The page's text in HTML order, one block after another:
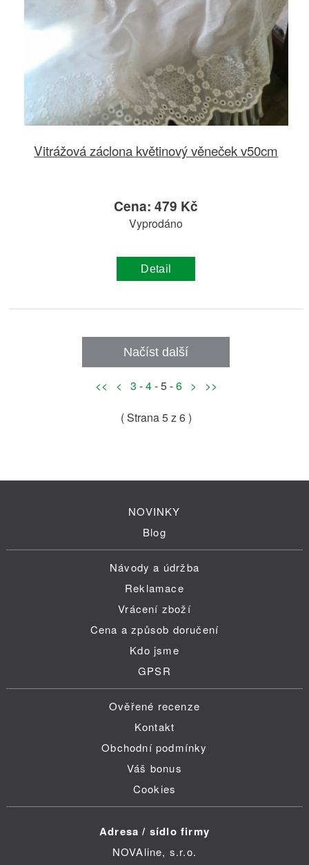
Vitrážová záclona květinový věneček v50cm
Cena: 479 Kč
Vyprodáno
Detail
Načíst další
<< < 3 -4- 5 -6 >
>>
( Strana5z 6 )
NOVINKY
Blog
Návody a údržba
Reklamace
Vrácení zboží
Cena a způsob doručení
Kdo jsme
GPSR
Ověřené recenze
Kontakt
Obchodní podmínky
Váš bonus
Cookies
Adresa / sídlo firmy
NOVAline, s.r.o.